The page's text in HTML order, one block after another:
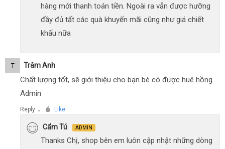
hàng mới thanh toán tiền. Ngoài ra vẫn được hưỡng
đầy đủ tất các quà khuyến mãi cũng như giá chiết
khấu nữa
T Trâm Anh
Chất lượng tốt, sẽ giới thiệu cho bạn bè có được huê hồng
Admin
Reply ● Like
Cẩm Tú ADMIN
Thanks Chị, shop bên em luôn cập nhật những dòng